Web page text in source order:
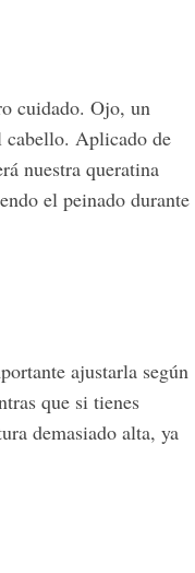
cuidado. Ojo, un
cabello. Aplicado de
nuestra queratina
el peinado durante
ajustarla según
que si tienes
demasiado alta, ya